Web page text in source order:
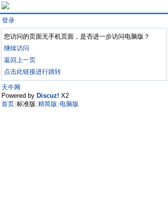
登录
您访问的页面无手机页面，是否进一步访问电脑版？
继续访问
返回上一页
点击此链接进行跳转
天牛网
Powered by Discuz! X2
首页 标准版 精简版 电脑版